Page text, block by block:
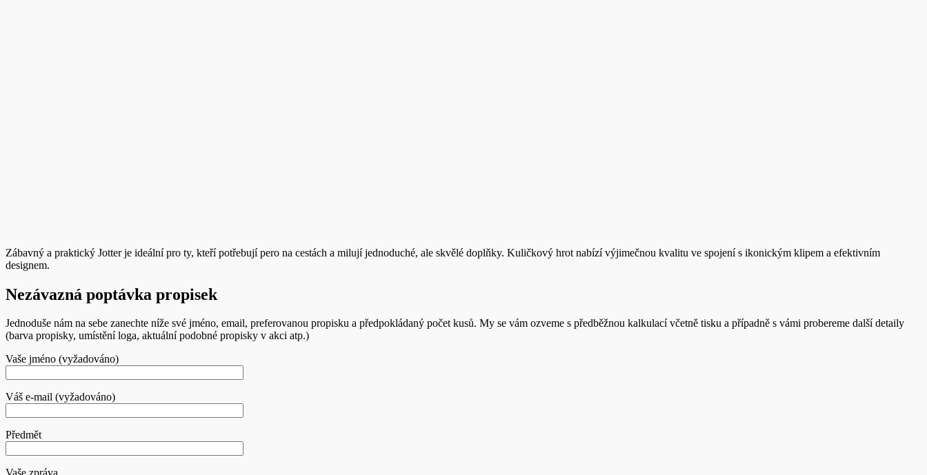
Zábavný a praktický Jotter je ideální pro ty, kteří potřebují pero na cestách a milují jednoduché, ale skvělé doplňky. Kuličkový hrot nabízí výjimečnou kvalitu ve spojení s ikonickým klipem a efektivním
designem.
Nezávazná poptávka propisek
Jednoduše nám na sebe zanechte níže své jméno, email, preferovanou propisku a předpokládaný počet kusů. My se vám ozveme s předběžnou kalkulací včetně tisku a případně s vámi probereme další detaily
(barva propisky, umístění loga, aktuální podobné propisky v akci atp.)
Vaše jméno (vyžadováno)
Váš e-mail (vyžadováno)
Předmět